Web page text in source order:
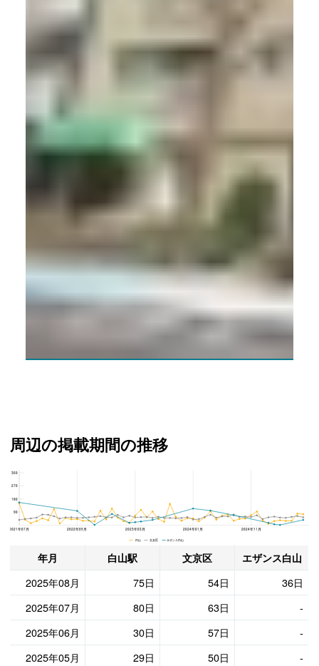
周辺の掲載期間の推移
2021年07月 2022年05月 2023年03月 2024年01月 2024年11月
360
270
180
90
白山 文京区 エザンス白山
年月 白山駅 文京区
エザンス白山
2025年08月
75日 54日
36日
2025年07月
80日 63日
-
2025年06月
30日 57日
-
2025年05月
29日 50日
-